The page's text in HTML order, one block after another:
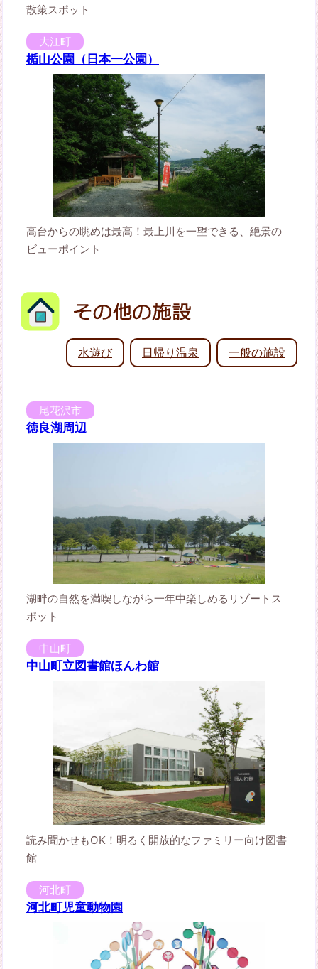
散策スポット
大江町
楯山公園（日本一公園）
高台からの眺めは最高！最上川を一望できる、絶景の
ビューポイント
一般の施設
日帰り温泉
水遊び
尾花沢市
徳良湖周辺
湖畔の自然を満喫しながら一年中楽しめるリゾートス
ポット
中山町
中山町立図書館ほんわ館
読み聞かせもOK！明るく開放的なファミリー向け図書
館
河北町
河北町児童動物園